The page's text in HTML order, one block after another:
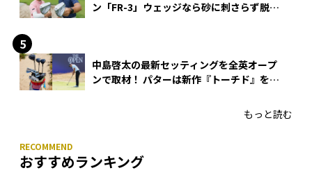
ン「FR-3」ウェッジなら砂に刺さらず脱出
中島啓太の最新セッティングを全英オープ
ンで取材！ パターは新作『トーチド』を投
もっと読む
おすすめランキング